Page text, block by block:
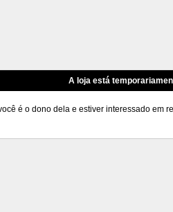
A loja está
é o dono dela e estiver interessado em